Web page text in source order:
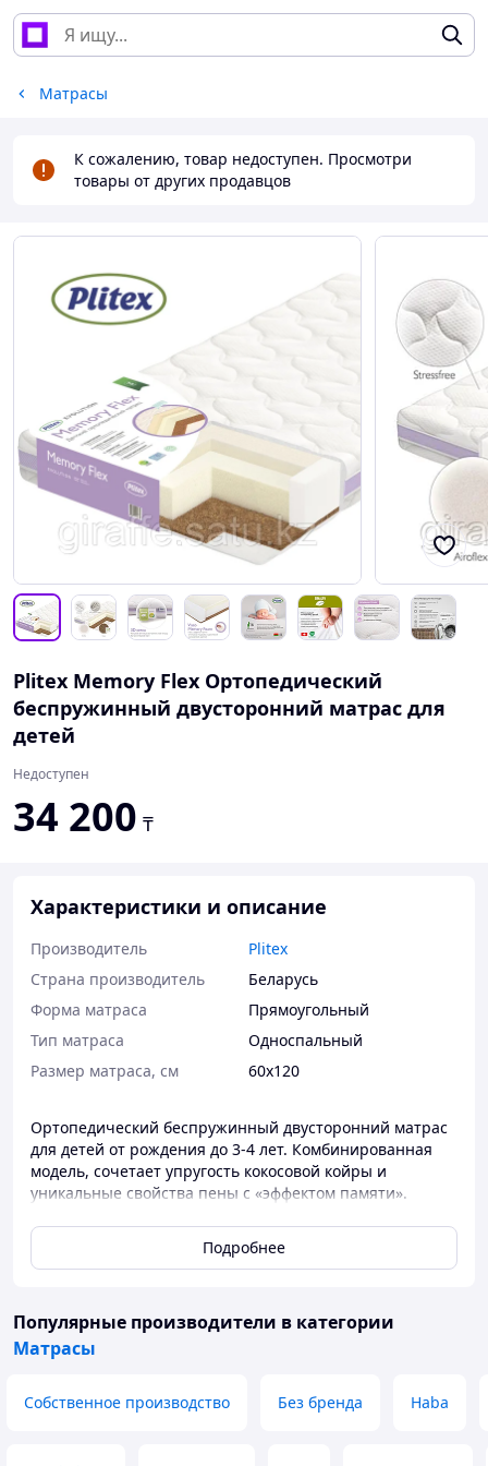
Матрасы
К сожалению, товар недоступен. Просмотри
товары от других продавцов
Plitex Memory Flex Ортопедический
беспружинный двусторонний матрас для
детей
Недоступен
34 200 ₸
Характеристики и описание
Производитель
Plitex
Страна производитель
Беларусь
Форма матраса
Прямоугольный
Тип матраса
Односпальный
Размер матраса, см
60х120
Ортопедический беспружинный двусторонний матрас
для детей от рождения до 3-4 лет. Комбинированная
модель, сочетает упругость кокосовой койры и
уникальные свойства пены с «эффектом памяти».
Преимущества:
Cпециальная умеренно жесткая сторона для
новорожденных и более эластичная для детей от года.
Дело в том, что в первые месяцы позвоночник
Подробнее
Популярные производители в категории
Матрасы
Собственное производство Без бренда Haba